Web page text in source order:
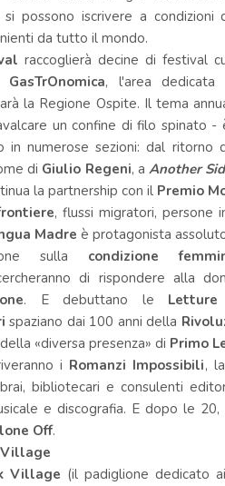
si possono iscrivere a condizioni
da tutto il mondo.
raccoglierà decine di festival
GasTrOnomica, l'area
la Regione Ospite. Il tema
un confine di filo spinato -
in numerose sezioni: dal ritorno
di Giulio Regeni, a Another
la partnership con il Premio
, flussi migratori, persone
Madre è protagonista
sulla condizione
di rispondere alla
. E debuttano le
spaziano dai 100 anni della
«diversa presenza» di Primo
i Romanzi Impossibili, la
bibliotecari e consulenti
e discografia. E dopo le 20,
Off.
Village (il padiglione dedicato